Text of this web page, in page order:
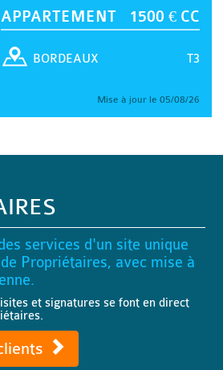
APPARTEMENT 1500 € CC
T3
BORDEAUX
Mise à jour le 05/08/26
services d'un site unique
Propriétaires, avec mise à
et signatures se font en direct